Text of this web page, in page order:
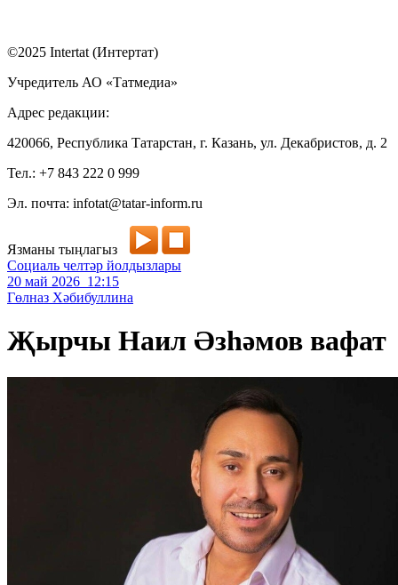
©2025 Intertat (Интертат)
Учредитель АО «Татмедиа»
Адрес редакции:
420066, Республика Татарстан, г. Казань, ул. Декабристов, д. 2
Тел.: +7 843 222 0 999
Эл. почта: infotat@tatar-inform.ru
Язманы тыңлагыз
Социаль челтәр йолдызлары
20 май 2026 12:15
Гөлназ Хәбибуллина
Җырчы Наил Әзһәмов вафат